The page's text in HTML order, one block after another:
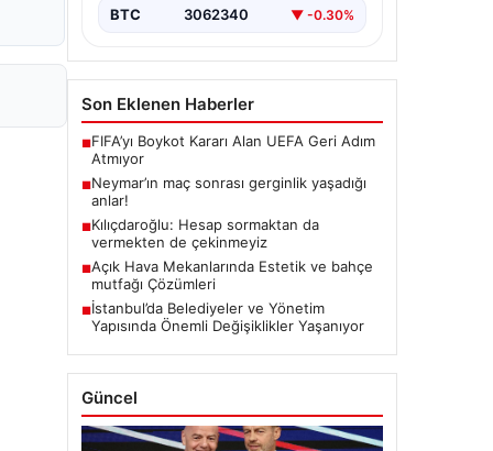
BTC 3062340 ▼ -0.30%
Son Eklenen Haberler
■FIFA’yı Boykot Kararı Alan UEFA Geri Adım
Atmıyor
■Neymar’ın maç sonrası gerginlik yaşadığı
anlar!
■Kılıçdaroğlu: Hesap sormaktan da
vermekten de çekinmeyiz
■Açık Hava Mekanlarında Estetik ve bahçe
mutfağı Çözümleri
■İstanbul’da Belediyeler ve Yönetim
Yapısında Önemli Değişiklikler Yaşanıyor
Güncel